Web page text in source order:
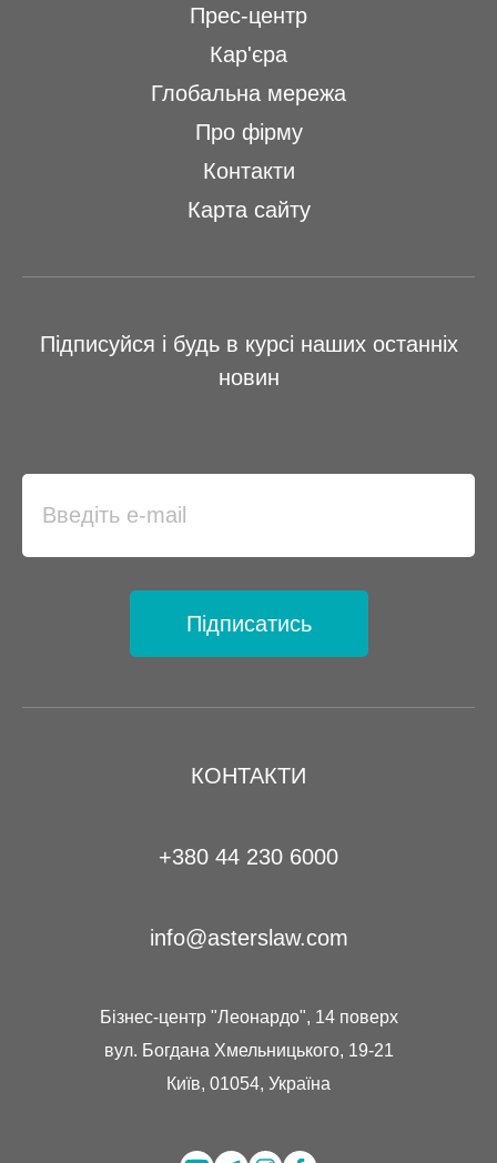
КОНТАКТИ
+380 44 230 6000
info@asterslaw.com
Бізнес-центр "Леонардо", 14 поверх
вул. Богдана Хмельницького, 19-21
Київ, 01054, Україна
Прес-центр
Кар'єра
Глобальна мережа
Про фірму
Контакти
Карта сайту
Підписуйся і будь в курсі наших останніх
новин
Підписатись